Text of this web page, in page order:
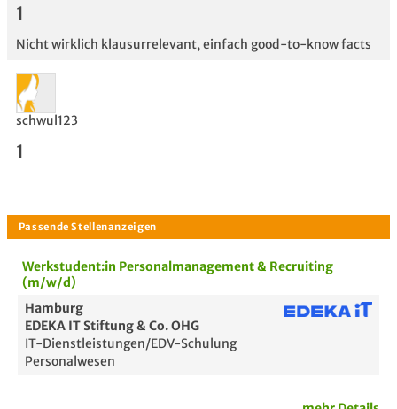
Bewertung
1
Nicht wirklich klausurrelevant, einfach good-to-know facts
schwul123
1
Werkstudent:in Personalmanagement & Recruiting
(m/w/d)
Hamburg
EDEKA IT Stiftung & Co. OHG
IT-Dienstleistungen/EDV-Schulung
Personalwesen